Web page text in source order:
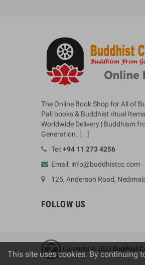
The Online Book Shop for All of
Pali books & Buddhist ritual
Worldwide Delivery | Buddhism
Generation. [...]
Tel:+94 11 273 4256
Email: info@buddhistcc.com
125, Anderson Road,
FOLLOW US
Copyright © 2023 Buddhist
This site uses cookies. By continuing